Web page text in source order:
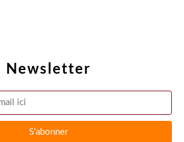
Newsletter